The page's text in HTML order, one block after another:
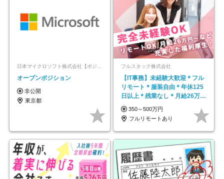
日本マイクロソフト株式会社【ポジションマッチ登録】
オープンポジション
非公開
東京都
フルスタック株式会社
【IT事務】未経験大歓迎＊フル
リモート＊服装自由＊年休125
日以上＊残業なし＊月給26万円
以上
350～500万円
フルリモートあり